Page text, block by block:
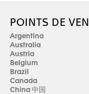
POINTS DE
Argentina
Australia
Austria
Belgium
Brazil
Canada
China 中国